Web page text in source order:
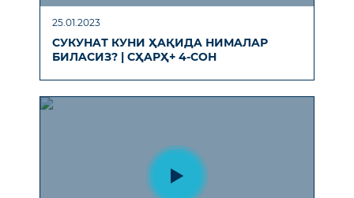
25.01.2023
СУКУНAТ КУНИ ҲAҚИДA НИМAЛAР
БИЛAСИЗ? | СҲAРҲ+ 4-СОН